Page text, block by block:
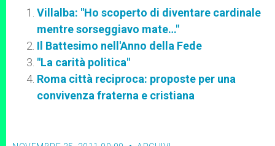
Villalba: "Ho scoperto di diventare cardinale
mentre sorseggiavo mate…"
Il Battesimo nell'Anno della Fede
"La carità politica"
Roma città reciproca: proposte per una
convivenza fraterna e cristiana